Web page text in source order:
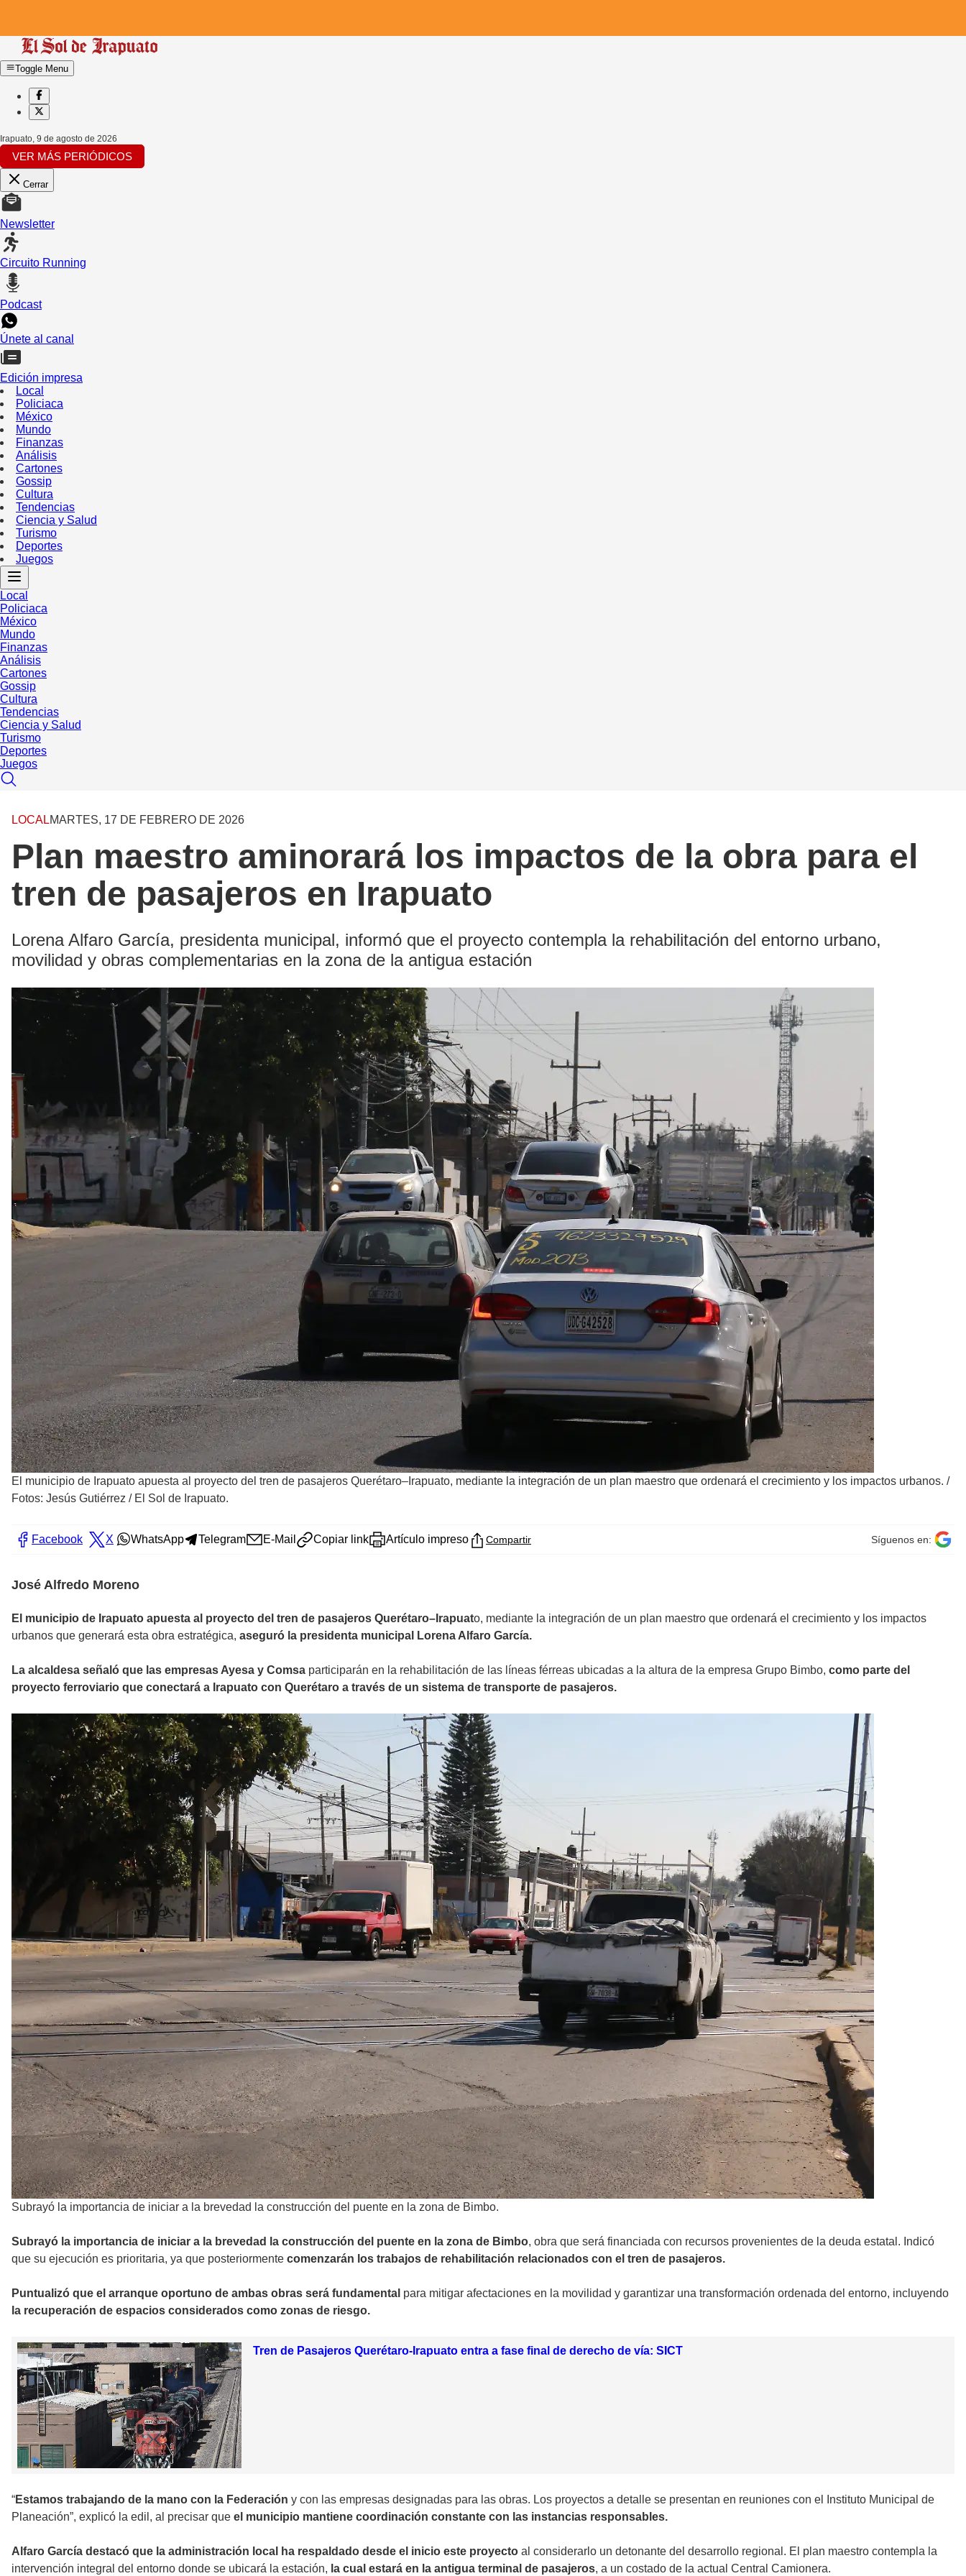
Toggle Menu
Irapuato, 9 de agosto de 2026
VER MÁS PERIÓDICOS
Cerrar
Newsletter
Circuito Running
Podcast
Únete al canal
Edición impresa
Local
Policiaca
México
Mundo
Finanzas
Análisis
Cartones
Gossip
Cultura
Tendencias
Ciencia y Salud
Turismo
Deportes
Juegos
Local
Policiaca
México
Mundo
Finanzas
Análisis
Cartones
Gossip
Cultura
Tendencias
Ciencia y Salud
Turismo
Deportes
Juegos
LOCALMARTES, 17 DE FEBRERO DE 2026
Plan maestro aminorará los impactos de la obra para el
tren de pasajeros en Irapuato
Lorena Alfaro García, presidenta municipal, informó que el proyecto contempla la rehabilitación del entorno urbano,
movilidad y obras complementarias en la zona de la antigua estación
El municipio de Irapuato apuesta al proyecto del tren de pasajeros Querétaro–Irapuato, mediante la integración de un plan maestro que ordenará el crecimiento y los impactos urbanos. /
Fotos: Jesús Gutiérrez / El Sol de Irapuato.
Facebook X WhatsApp Telegram E-Mail Copiar link Artículo impreso Compartir Síguenos en:
José Alfredo Moreno
El municipio de Irapuato apuesta al proyecto del tren de pasajeros Querétaro–Irapuato, mediante la integración de un plan maestro que ordenará el crecimiento y los impactos
urbanos que generará esta obra estratégica, aseguró la presidenta municipal Lorena Alfaro García.
La alcaldesa señaló que las empresas Ayesa y Comsa participarán en la rehabilitación de las líneas férreas ubicadas a la altura de la empresa Grupo Bimbo, como parte del
proyecto ferroviario que conectará a Irapuato con Querétaro a través de un sistema de transporte de pasajeros.
Subrayó la importancia de iniciar a la brevedad la construcción del puente en la zona de Bimbo.
Subrayó la importancia de iniciar a la brevedad la construcción del puente en la zona de Bimbo, obra que será financiada con recursos provenientes de la deuda estatal. Indicó
que su ejecución es prioritaria, ya que posteriormente comenzarán los trabajos de rehabilitación relacionados con el tren de pasajeros.
Puntualizó que el arranque oportuno de ambas obras será fundamental para mitigar afectaciones en la movilidad y garantizar una transformación ordenada del entorno, incluyendo
la recuperación de espacios considerados como zonas de riesgo.
Tren de Pasajeros Querétaro-Irapuato entra a fase final de derecho de vía: SICT
“Estamos trabajando de la mano con la Federación y con las empresas designadas para las obras. Los proyectos a detalle se presentan en reuniones con el Instituto Municipal de
Planeación”, explicó la edil, al precisar que el municipio mantiene coordinación constante con las instancias responsables.
Alfaro García destacó que la administración local ha respaldado desde el inicio este proyecto al considerarlo un detonante del desarrollo regional. El plan maestro contempla la
intervención integral del entorno donde se ubicará la estación, la cual estará en la antigua terminal de pasajeros, a un costado de la actual Central Camionera.